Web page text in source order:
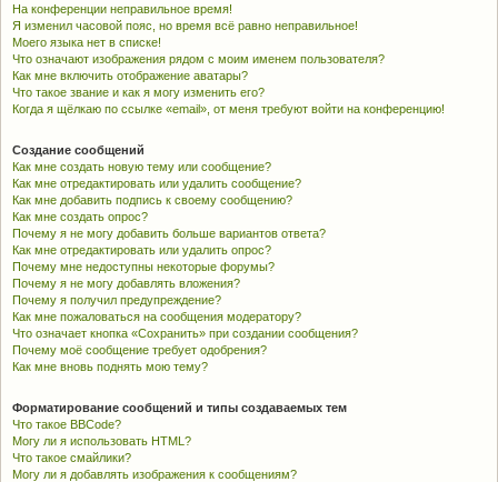
На конференции неправильное время!
Я изменил часовой пояс, но время всё равно неправильное!
Моего языка нет в списке!
Что означают изображения рядом с моим именем пользователя?
Как мне включить отображение аватары?
Что такое звание и как я могу изменить его?
Когда я щёлкаю по ссылке «email», от меня требуют войти на конференцию!
Создание сообщений
Как мне создать новую тему или сообщение?
Как мне отредактировать или удалить сообщение?
Как мне добавить подпись к своему сообщению?
Как мне создать опрос?
Почему я не могу добавить больше вариантов ответа?
Как мне отредактировать или удалить опрос?
Почему мне недоступны некоторые форумы?
Почему я не могу добавлять вложения?
Почему я получил предупреждение?
Как мне пожаловаться на сообщения модератору?
Что означает кнопка «Сохранить» при создании сообщения?
Почему моё сообщение требует одобрения?
Как мне вновь поднять мою тему?
Форматирование сообщений и типы создаваемых тем
Что такое BBCode?
Могу ли я использовать HTML?
Что такое смайлики?
Могу ли я добавлять изображения к сообщениям?